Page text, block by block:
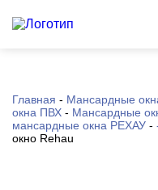
Главная - Мансардные
окна ПВХ - Мансардные
мансардные окна РЕХАУ -
окно Rehau